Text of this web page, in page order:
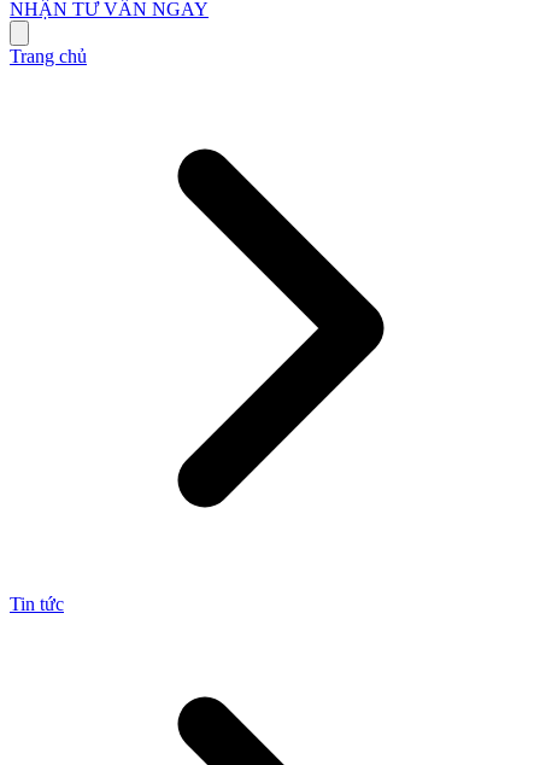
NHẬN TƯ VẤN NGAY
Trang chủ
Tin tức